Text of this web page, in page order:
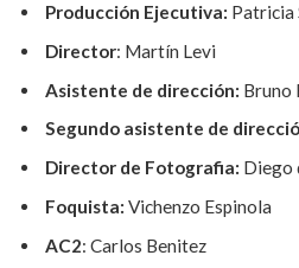
Producción Ejecutiva: Patricia
Director: Martín Levi
Asistente de dirección: Bruno
Segundo asistente de
Director de Fotografia: Diego
Foquista: Vichenzo Espinola
AC2: Carlos Benitez